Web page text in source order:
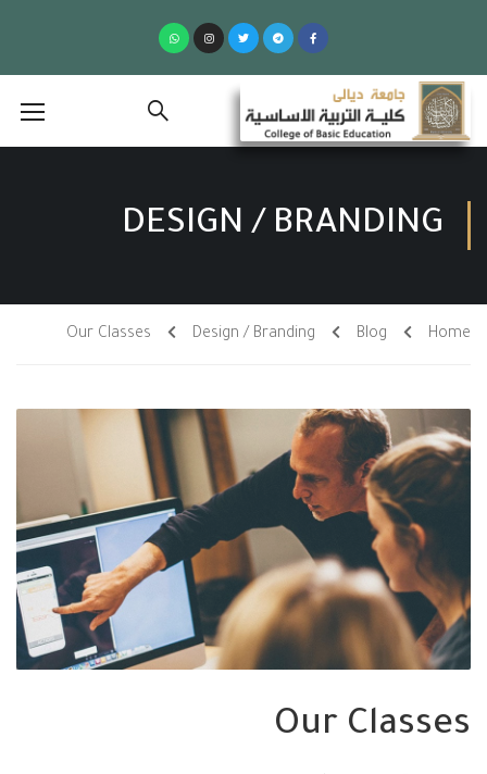
DESIGN / BRANDING
Home
Blog
Design / Branding
Our Classes
Our Classes